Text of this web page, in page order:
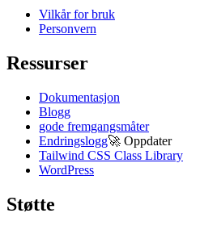
Vilkår for bruk
Personvern
Ressurser
Dokumentasjon
Blogg
gode fremgangsmåter
Endringslogg🚀 Oppdater
Tailwind CSS Class Library
WordPress
Støtte